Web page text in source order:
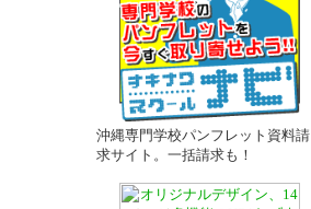
沖縄専門学校パンフレット資料請
求サイト。一括請求も！